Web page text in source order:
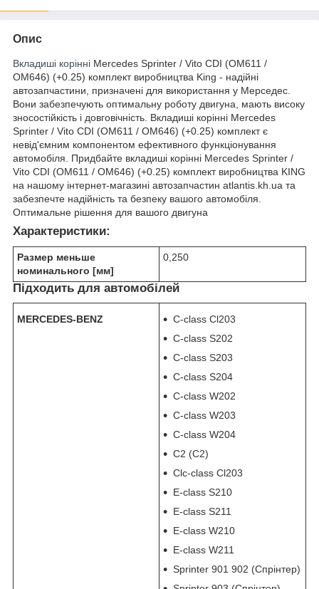
Опис
Вкладиші корінні Mercedes Sprinter / Vito CDI (OM611 /
OM646) (+0.25) комплект виробництва King - надійні
автозапчастини, призначені для використання у Мерседес.
Вони забезпечують оптимальну роботу двигуна, мають високу
зносостійкість і довговічність. Вкладиші корінні Mercedes
Sprinter / Vito CDI (OM611 / OM646) (+0.25) комплект є
невід'ємним компонентом ефективного функціонування
автомобіля. Придбайте вкладиші корінні Mercedes Sprinter /
Vito CDI (OM611 / OM646) (+0.25) комплект виробництва KING
на нашому інтернет-магазині автозапчастин atlantis.kh.ua та
забезпечте надійність та безпеку вашого автомобіля.
Оптимальне рішення для вашого двигуна
Характеристики:
Размер меньше
номинального [мм]
0,250
Підходить для автомобілей
MERCEDES-BENZ
C-class Cl203
C-class S202
C-class S203
C-class S204
C-class W202
C-class W203
C-class W204
C2 (С2)
Clc-class Cl203
E-class S210
E-class S211
E-class W210
E-class W211
Sprinter 901 902 (Спрінтер)